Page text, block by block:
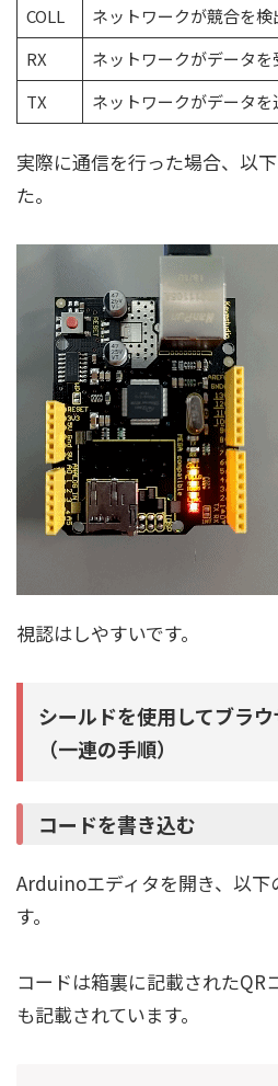
COLL
ネットワークが競合を
RX
ネットワークがデータ
TX
ネットワークがデータ
実際に通信を行った場合、以
た。
視認はしやすいです。
シールドを使用してブラ
（一連の手順）
コードを書き込む
Arduinoエディタを開き、以下
す。
コードは箱裏に記載されたQR
も記載されています。